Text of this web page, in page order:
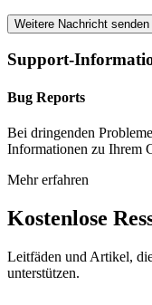
Weitere Nachricht senden
Support-
Bug Reports
Bei dringenden
Informationen zu Ihrem
Mehr erfahren
Kostenlose
Leitfäden und Artikel,
unterstützen.